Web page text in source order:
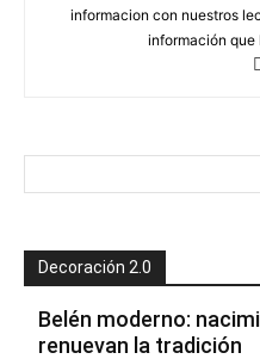
informacion con nuestros
información que
Decoración 2.0
Belén moderno:
renuevan la tradición